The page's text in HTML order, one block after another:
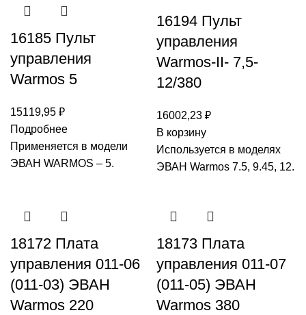
16185 Пульт
управления
Warmos 5
15119,95 ₽
Подробнее
Применяется в модели
ЭВАН WARMOS – 5.
16194 Пульт
управления
Warmos-II- 7,5-
12/380
16002,23 ₽
В корзину
Используется в моделях
ЭВАН Warmos 7.5, 9.45, 12.
18172 Плата
управления 011-06
(011-03) ЭВАН
Warmos 220
18173 Плата
управления 011-07
(011-05) ЭВАН
Warmos 380